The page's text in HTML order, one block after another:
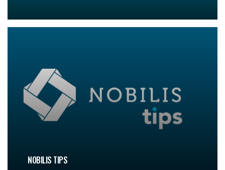
NOBILIS TIPS